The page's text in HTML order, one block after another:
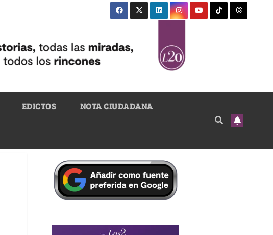
EDICTOS NOTA CIUDADANA